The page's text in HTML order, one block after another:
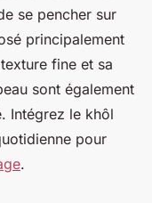
se pencher sur
principalement
fine et sa
sont également
Intégrez le khôl
pour
.